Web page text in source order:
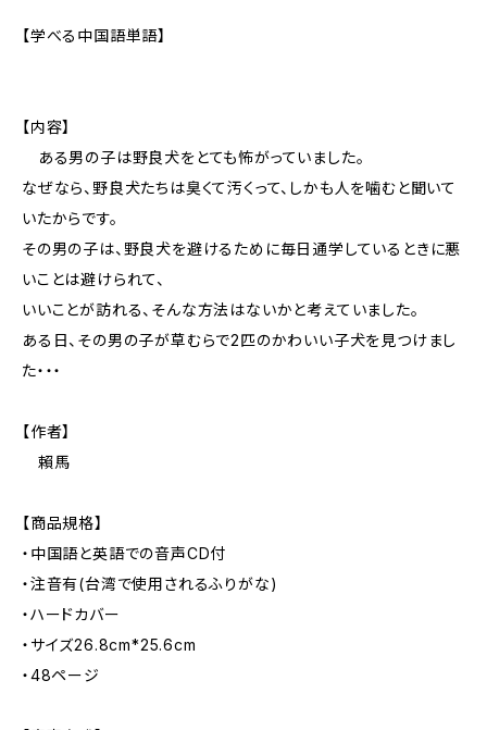
【学べる中国語単語】
【内容】
ある男の子は野良犬をとても怖がっていました。
なぜなら、野良犬たちは臭くて汚くって、しかも人を噛むと聞いて
いたからです。
その男の子は、野良犬を避けるために毎日通学しているときに悪
いことは避けられて、
いいことが訪れる、そんな方法はないかと考えていました。
ある日、その男の子が草むらで2匹のかわいい子犬を見つけまし
た・・・
【作者】
賴馬
【商品規格】
・中国語と英語での音声CD付
・注音有(台湾で使用されるふりがな)
・ハードカバー
・サイズ26.8cm*25.6cm
・48ページ